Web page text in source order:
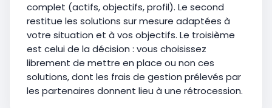
complet (actifs, objectifs, profil). Le second
restitue les solutions sur mesure adaptées à
votre situation et à vos objectifs. Le troisième
est celui de la décision : vous choisissez
librement de mettre en place ou non ces
solutions, dont les frais de gestion prélevés par
les partenaires donnent lieu à une rétrocession.